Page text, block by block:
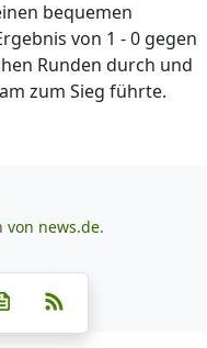
bequemen
von 1 - 0 gegen
Runden durch und
zum Sieg führte.
von news.de.
Whatsapp
auf Telegram
XNewsletter abonnieren